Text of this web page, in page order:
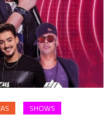
SHOWS